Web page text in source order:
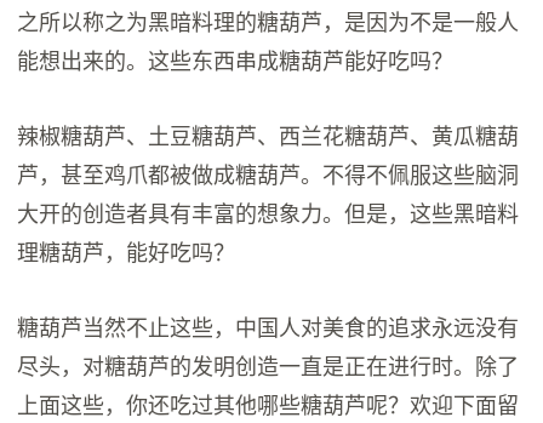
之所以称之为黑暗料理的糖葫芦，是因为不是一般人
能想出来的。这些东西串成糖葫芦能好吃吗？
辣椒糖葫芦、土豆糖葫芦、西兰花糖葫芦、黄瓜糖葫
芦，甚至鸡爪都被做成糖葫芦。不得不佩服这些脑洞
大开的创造者具有丰富的想象力。但是，这些黑暗料
理糖葫芦，能好吃吗？
糖葫芦当然不止这些，中国人对美食的追求永远没有
尽头，对糖葫芦的发明创造一直是正在进行时。除了
上面这些，你还吃过其他哪些糖葫芦呢？欢迎下面留